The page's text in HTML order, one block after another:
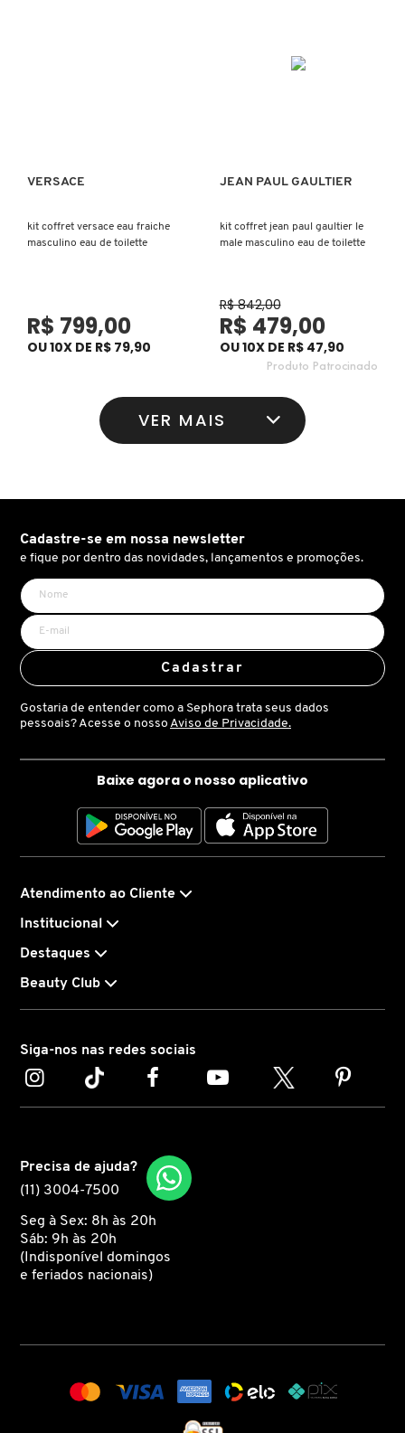
KÉRASTASE
KEUNE
L'ORÉAL PROFESSIONNEL
LACOSTE
LA MER
LANCÔME
LANEIGE
LA PRAIRIE
LAURA MERCIER
LOEWE
MAB - MARCO ANTONIO DE BIAGGI
MAC
MARC JACOBS
MARINA SMITH
MATRIX PROFESSIONAL
Ver mais
VERSACE
kit coffret versace eau fraiche
masculino eau de toilette
R$ 799,00
OU 10X DE R$ 79,90
Ver mais
JEAN PAUL GAULTIER
kit coffret jean paul gaultier le
male masculino eau de toilette
R$ 479,00
OU 10X DE R$ 47,90
R$ 842,00
Produto Patrocinado
VER MAIS
Cadastre-se em nossa newsletter
e fique por dentro das novidades, lançamentos e promoções.
Cadastrar
Gostaria de entender como a Sephora trata seus dados
pessoais? Acesse o nosso Aviso de Privacidade.
Baixe agora o nosso aplicativo
Atendimento ao Cliente
Institucional
Destaques
Beauty Club
Siga-nos nas redes sociais
Precisa de ajuda?
(11) 3004-7500
Seg à Sex: 8h às 20h
Sáb: 9h às 20h
(Indisponível domingos
e feriados nacionais)